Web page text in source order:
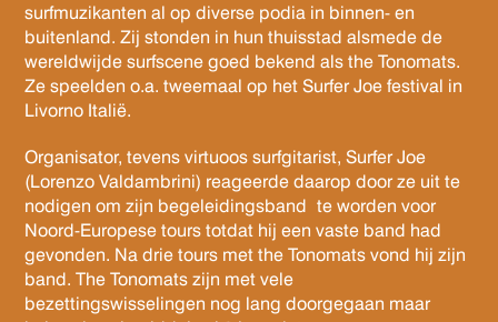
surfmuzikanten al op diverse podia in binnen- en
buitenland. Zij stonden in hun thuisstad alsmede de
wereldwijde surfscene goed bekend als the Tonomats.
Ze speelden o.a. tweemaal op het Surfer Joe festival in
Livorno Italië.
Organisator, tevens virtuoos surfgitarist, Surfer Joe
(Lorenzo Valdambrini) reageerde daarop door ze uit te
nodigen om zijn begeleidingsband te worden voor
Noord-Europese tours totdat hij een vaste band had
gevonden. Na drie tours met the Tonomats vond hij zijn
band. The Tonomats zijn met vele
bezettingswisselingen nog lang doorgegaan maar